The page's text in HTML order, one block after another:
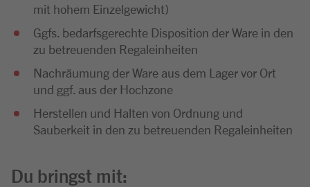
mit hohem Einzelgewicht)
Ggfs. bedarfsgerechte Disposition der Ware in den
zu betreuenden Regaleinheiten
Nachräumung der Ware aus dem Lager vor Ort
und ggf. aus der Hochzone
Herstellen und Halten von Ordnung und
Sauberkeit in den zu betreuenden Regaleinheiten
Du bringst mit: